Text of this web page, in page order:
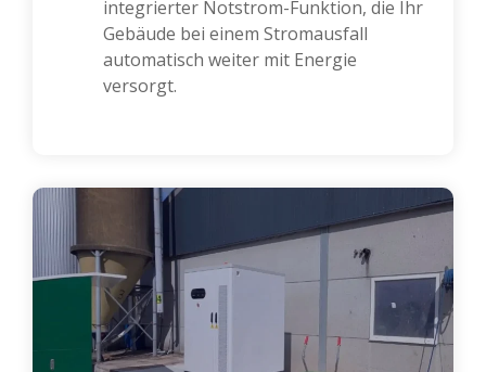
integrierter Notstrom-Funktion, die Ihr
Gebäude bei einem Stromausfall
automatisch weiter mit Energie
versorgt.